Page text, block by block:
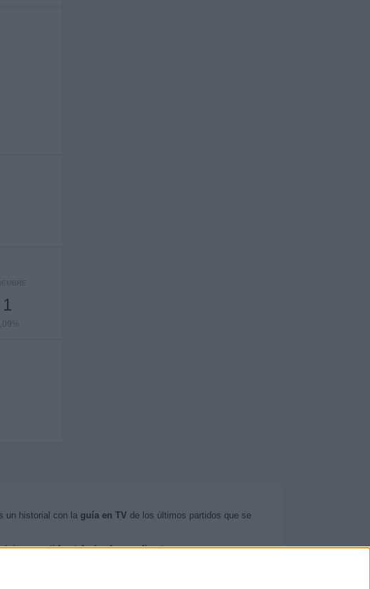
1
un historial con la guía en TV de los últimos partidos que se
partidos televisados en directo.